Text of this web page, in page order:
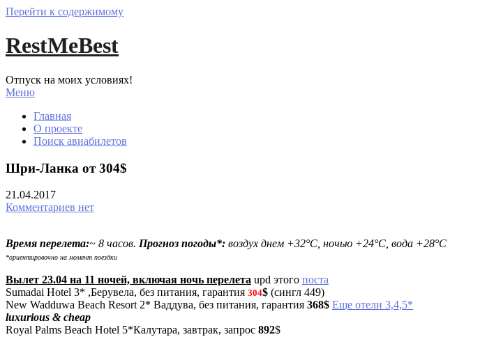
Перейти к содержимому
RestMeBest
Отпуск на моих условиях!
Меню
Главная
О проекте
Поиск авиабилетов
Шри-Ланка от 304$
21.04.2017
Комментариев нет
Время перелета:~ 8 часов. Прогноз погоды*: воздух днем +32°С, ночью +24°С, вода +28°С
*ориентировочно на момент поездки
Вылет 23.04 на 11 ночей, включая ночь перелета upd этого поста
Sumadai Hotel 3* ,Берувела, без питания, гарантия 304$ (сингл 449)
New Wadduwa Beach Resort 2* Ваддува, без питания, гарантия 368$ Еще отели 3,4,5*
luxurious & cheap
Royal Palms Beach Hotel 5*Калутара, завтрак, запрос 892$